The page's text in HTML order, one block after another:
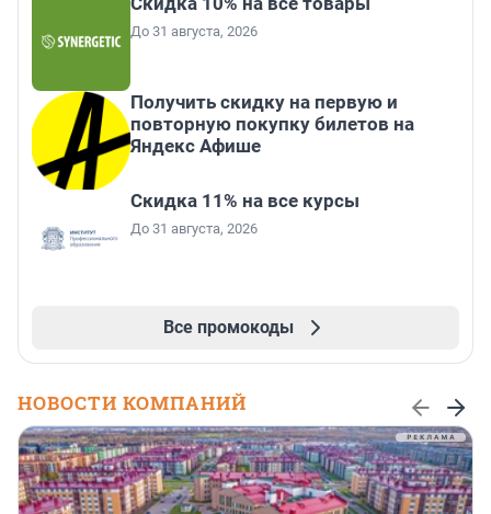
До 31 августа, 2026
Получить скидку на первую и
повторную покупку билетов на
Яндекс Афише
Скидка 11% на все курсы
До 31 августа, 2026
Все промокоды
НОВОСТИ КОМПАНИЙ